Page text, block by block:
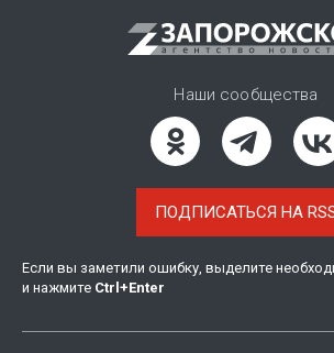
Наши сообщества
ПОДПИСАТЬСЯ НА
Если вы заметили ошибку, выделите
и нажмите Ctrl +Enter